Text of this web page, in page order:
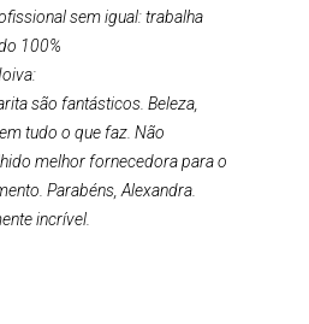
sem igual: trabalha
100%
são fantásticos. Beleza,
tudo o que faz. Não
melhor fornecedora para o
Parabéns, Alexandra.
incrível.